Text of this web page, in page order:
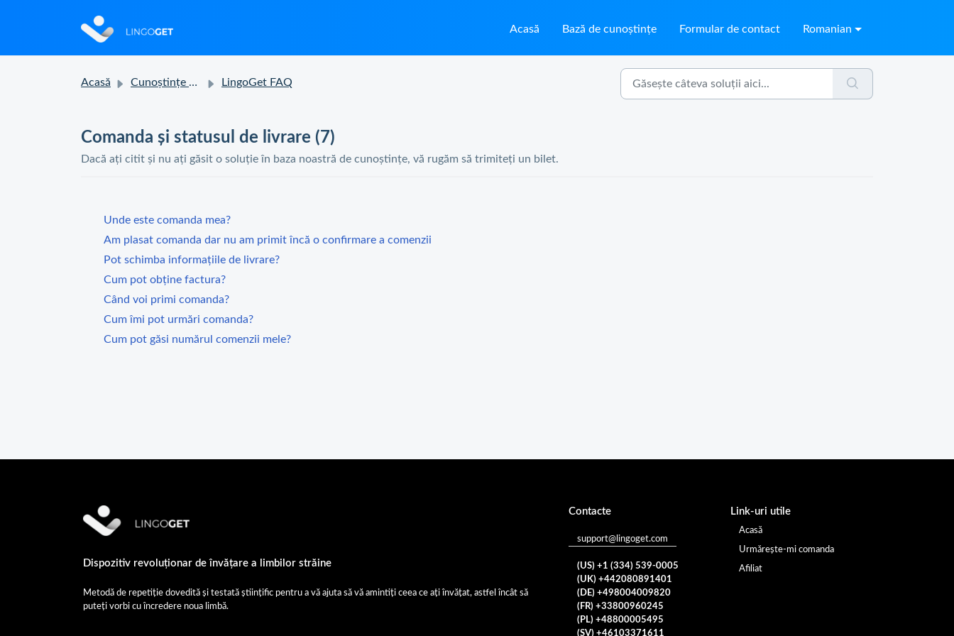
Acasă Bază de cunoștințe Formular de contact Romanian
Acasă Cunoștințe de bază LingoGet FAQ
Comanda și statusul de livrare (7)
Dacă ați citit și nu ați găsit o soluție în baza noastră de cunoștințe, vă rugăm să trimiteți un bilet.
Unde este comanda mea?
Am plasat comanda dar nu am primit încă o confirmare a comenzii
Pot schimba informațiile de livrare?
Cum pot obține factura?
Când voi primi comanda?
Cum îmi pot urmări comanda?
Cum pot găsi numărul comenzii mele?
Dispozitiv revoluționar de învățare a limbilor străine
Metodă de repetiție dovedită și testată științific pentru a vă ajuta să vă amintiți ceea ce ați învățat, astfel încât să
puteți vorbi cu încredere noua limbă.
Contacte
support@lingoget.com
(US) +1 (334) 539-0005
(UK) +442080891401
(DE) +498004009820
(FR) +33800960245
(PL) +48800005495
(SV) +46103371611
Link-uri utile
Acasă
Urmărește-mi comanda
Afiliat